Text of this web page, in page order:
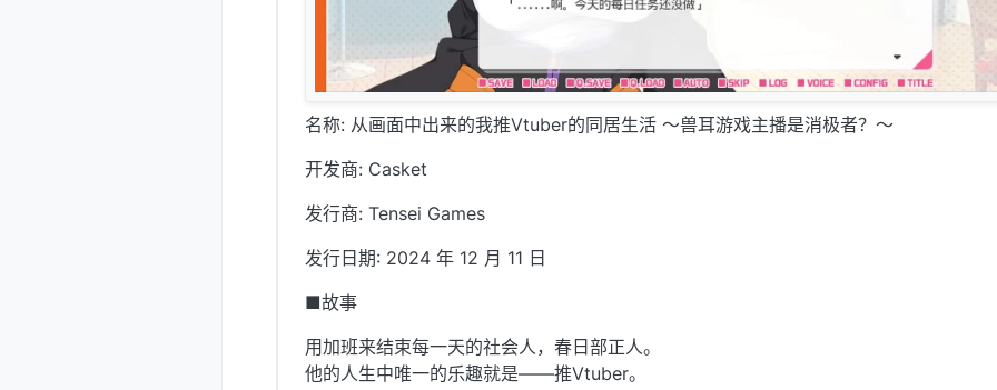
名称: 从画面中出来的我推Vtuber的同居生活 ～兽耳游戏主播是消极者？～
开发商: Casket
发行商: Tensei Games
发行日期: 2024 年 12 月 11 日
■故事
用加班来结束每一天的社会人，春日部正人。
他的人生中唯一的乐趣就是——推Vtuber。